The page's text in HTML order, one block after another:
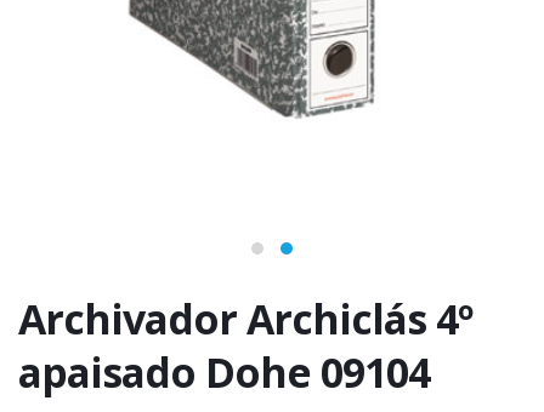
Archivador Archiclás 4º
apaisado Dohe 09104